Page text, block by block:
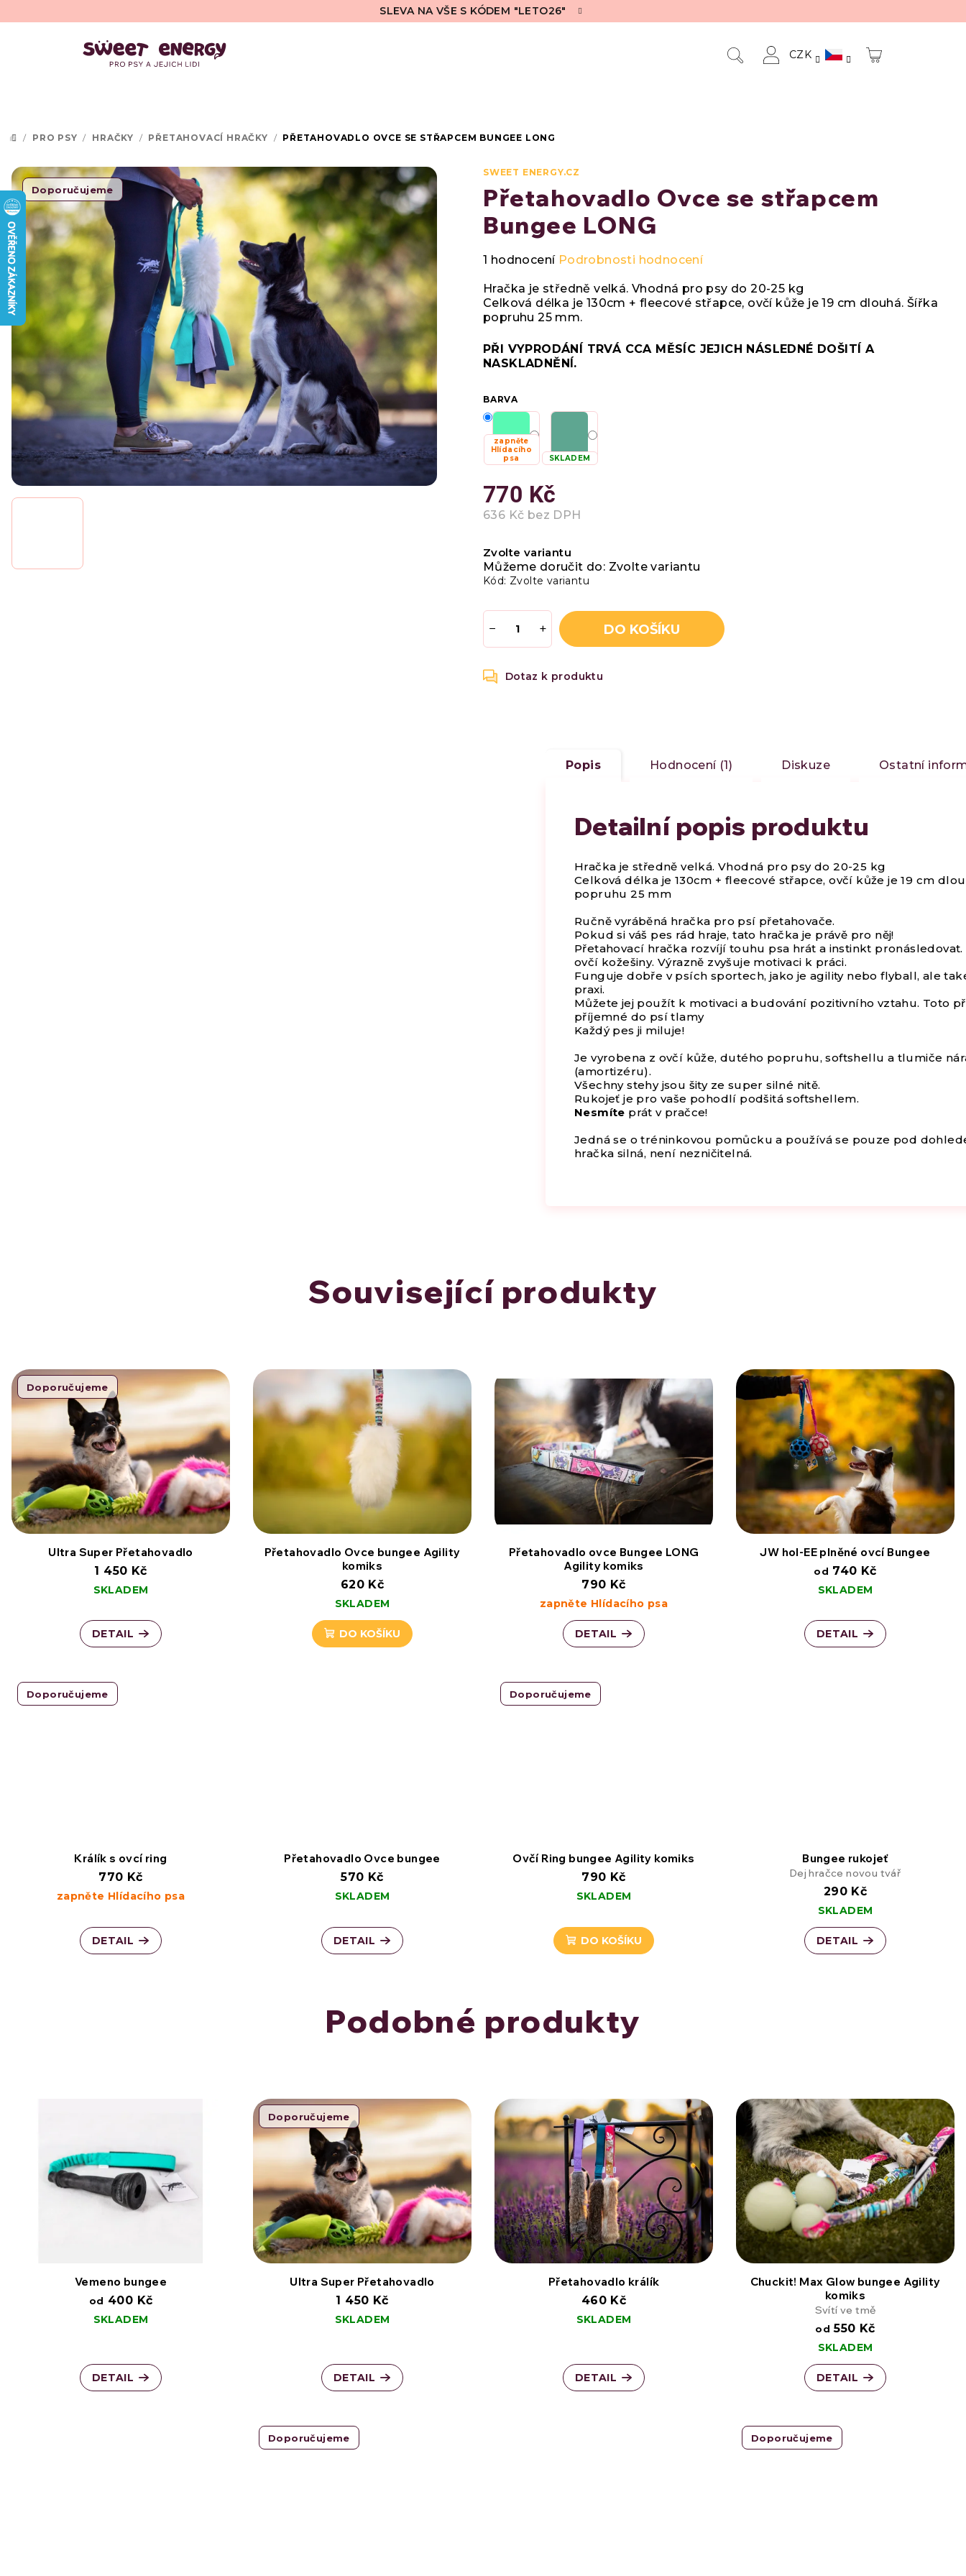
na
SLEVA NA VŠE S KÓDEM "LETO26"
CZK
NÁKUPNÍ
DOMŮ
/ PRO PSY / HRAČKY / PŘETAHOVACÍ HRAČKY / PŘETAHOVADLO OVCE SE STŘAPCEM BUNGEE LONG
SWEET ENERGY.CZ
Přetahovadlo Ovce se střapcem
Bungee LONG
Průměrné
produktu
je
5,0
5
hvězdiček.
1 hodnocení Podrobnosti hodnocení
Hračka je středně velká. Vhodná pro psy do 20-25 kg
Celková délka je 130cm + fleecové střapce, ovčí kůže je 19 cm dlouhá. Šířka
popruhu 25 mm.
PŘI VYPRODÁNÍ TRVÁ CCA MĚSÍC JEJICH NÁSLEDNÉ DOŠITÍ A
NASKLADNĚNÍ.
BARVA
zapněte
Hlídacího
psa
SKLADEM
770 Kč
636 Kč bez DPH
Zvolte variantu
Můžeme doručit do: Zvolte variantu
Kód: Zvolte variantu
+
− DO KOŠÍKU
Doporučujeme
Popis Hodnocení (1) Diskuze Ostatní
Detailní popis produktu
Hračka je středně velká. Vhodná pro psy do 20-25 kg
Celková délka je 130cm + fleecové střapce, ovčí kůže je 19 cm
popruhu 25 mm
Ručně vyráběná hračka pro psí přetahovače.
Pokud si váš pes rád hraje, tato hračka je právě pro něj!
Přetahovací hračka rozvíjí touhu psa hrát a instinkt pronásledovat.
ovčí kožešiny. Výrazně zvyšuje motivaci k práci.
Funguje dobře v psích sportech, jako je agility nebo flyball, ale
praxi.
Můžete jej použít k motivaci a budování pozitivního vztahu. Toto
příjemné do psí tlamy
Každý pes ji miluje!
Je vyrobena z ovčí kůže, dutého popruhu, softshellu a tlumiče
(amortizéru).
Všechny stehy jsou šity ze super silné nitě.
Rukojeť je pro vaše pohodlí podšitá softshellem.
Nesmíte prát v pračce!
Jedná se o tréninkovou pomůcku a používá se pouze pod
hračka silná, není nezničitelná.
Související produkty
Doporučujeme
Ultra Super Přetahovadlo
1 450 Kč
SKLADEM
DETAIL
Přetahovadlo Ovce bungee Agility
komiks
620 Kč
SKLADEM
DO KOŠÍKU
Přetahovadlo ovce Bungee LONG
Agility komiks
790 Kč
zapněte Hlídacího psa
DETAIL
JW hol-EE plněné ovcí Bungee
od 740 Kč
SKLADEM
DETAIL
Doporučujeme
Králík s ovcí ring
770 Kč
zapněte Hlídacího psa
DETAIL
Přetahovadlo Ovce bungee
570 Kč
SKLADEM
DETAIL
Doporučujeme
Ovčí Ring bungee Agility komiks
790 Kč
SKLADEM
DO KOŠÍKU
Bungee rukojeť
Dej hračce novou tvář
290 Kč
SKLADEM
DETAIL
Podobné produkty
Vemeno bungee
od 400 Kč
SKLADEM
DETAIL
Doporučujeme
Ultra Super Přetahovadlo
1 450 Kč
SKLADEM
DETAIL
Přetahovadlo králík
460 Kč
SKLADEM
DETAIL
Chuckit! Max Glow bungee Agility
komiks
Svítí ve tmě
od 550 Kč
SKLADEM
DETAIL
Doporučujeme Doporučujeme